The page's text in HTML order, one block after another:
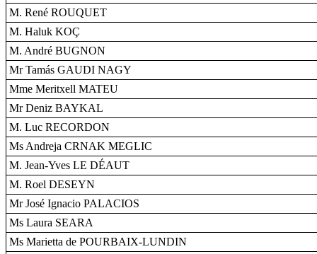
M. René ROUQUET
M. Haluk KOÇ
M. André BUGNON
Mr Tamás GAUDI NAGY
Mme Meritxell MATEU
Mr Deniz BAYKAL
M. Luc RECORDON
Ms Andreja CRNAK MEGLIC
M. Jean-Yves LE DÉAUT
M. Roel DESEYN
Mr José Ignacio PALACIOS
Ms Laura SEARA
Ms Marietta de POURBAIX-LUNDIN